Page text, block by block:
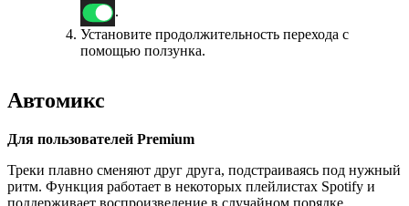
.
Установите продолжительность перехода с
помощью ползунка.
Автомикс
Для пользователей Premium
Треки плавно сменяют друг друга, подстраиваясь под нужный
ритм. Функция работает в некоторых плейлистах Spotify и
поддерживает воспроизведение в случайном порядке.